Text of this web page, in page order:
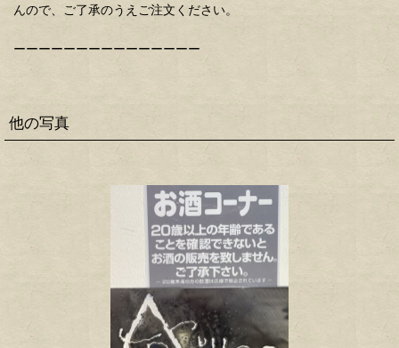
んので、ご了承のうえご注文ください。
ーーーーーーーーーーーーーーー
他の写真